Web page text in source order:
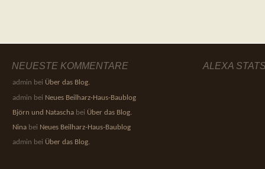
NEUESTE KOMMENTARE
admin bei Über das Blog.
admin bei Neues Beilharz-Haus-Baublog
Björn und Nataschabei Über das Blog.
Ninabei Neues Beilharz-Haus-Baublog
admin bei Über das Blog.
ALEXA